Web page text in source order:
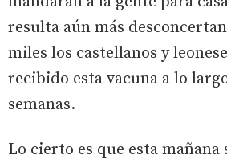
resulta aún más
miles los castellanos y
recibido esta vacuna a lo
semanas.
Lo cierto es que esta mañana